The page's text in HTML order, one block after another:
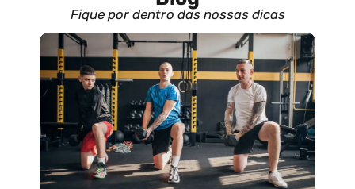
Fique por dentro das nossas dicas